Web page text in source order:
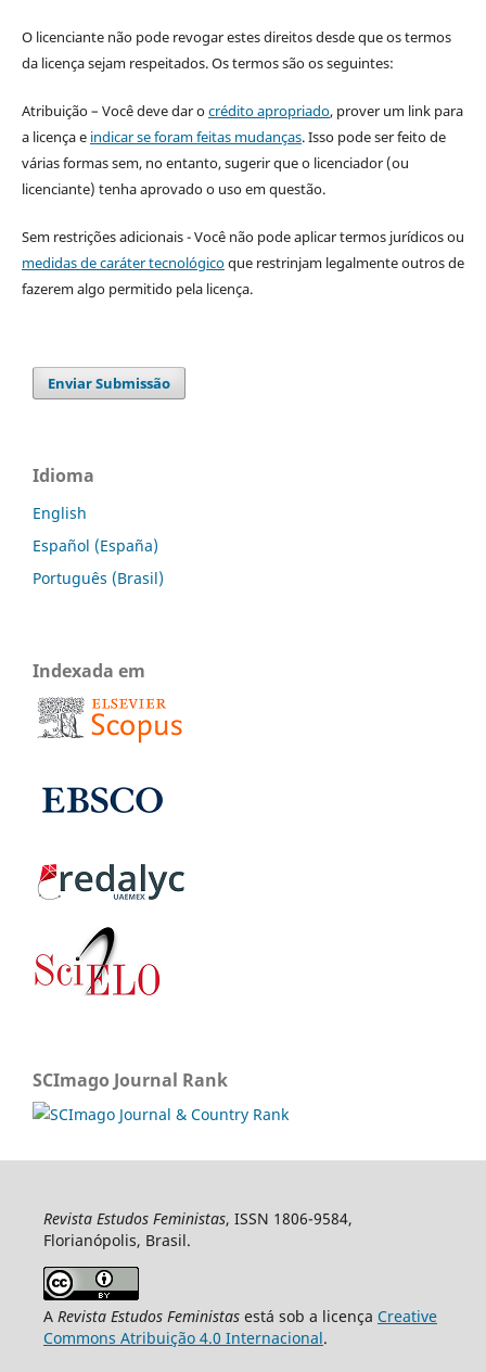
O licenciante não pode revogar estes direitos desde que os termos
da licença sejam respeitados. Os termos são os seguintes:
Atribuição – Você deve dar ocrédito apropriado, prover um link para
a licença e indicar se foram feitas mudanças. Isso pode ser feito de
várias formas sem, no entanto, sugerir que o licenciador (ou
licenciante) tenha aprovado o uso em questão.
Sem restrições adicionais - Você não pode aplicar termos jurídicos ou
medidas de caráter tecnológicoque restrinjam legalmente outros de
fazerem algo permitido pela licença.
Enviar Submissão
Idioma
English
Español (España)
Português (Brasil)
Indexada em
SCImago Journal Rank
Revista Estudos Feministas, ISSN 1806-9584,
Florianópolis, Brasil.
A Revista Estudos Feministasestá sob a licença Creative
Commons Atribuição 4.0 Internacional.